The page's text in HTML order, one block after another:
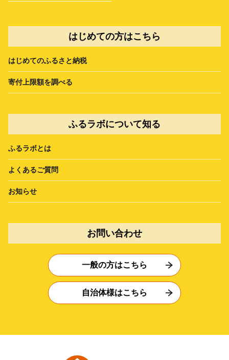
はじめての方はこちら
はじめてのふるさと納税
寄付上限額を調べる
ふるラボについて知る
ふるラボとは
よくあるご質問
お知らせ
お問い合わせ
一般の方はこちら
自治体様はこちら